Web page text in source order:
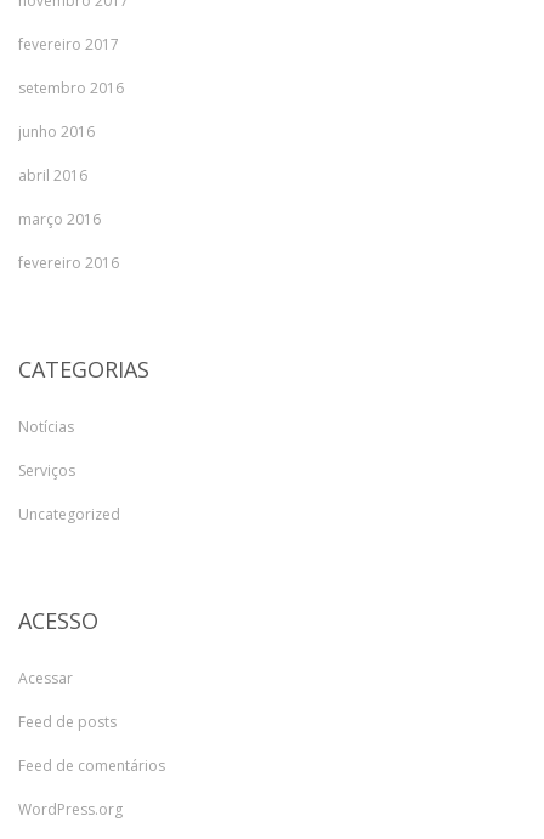
fevereiro 2017
setembro 2016
junho 2016
abril 2016
março 2016
fevereiro 2016
CATEGORIAS
Notícias
Serviços
Uncategorized
ACESSO
Acessar
Feed de posts
Feed de comentários
WordPress.org